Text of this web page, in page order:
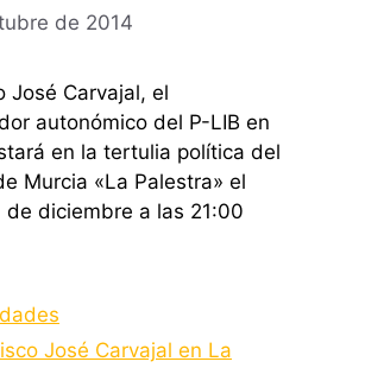
de 2014
José Carvajal, el
autonómico del P-LIB en
en la tertulia política del
Murcia «La Palestra» el
de diciembre a las 21:00
José Carvajal en La